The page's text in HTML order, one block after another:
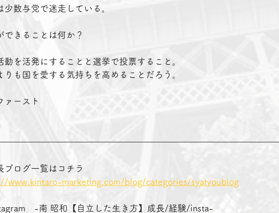
少数与党で迷走している。
できることは何か？
動を活発にすることと選挙で投票すること。
りも国を愛する気持ちを高めることだろう。
ァースト
ブログ一覧はコチラ
www.kintaro-marketing.com/blog/categories/syatyoublog
　-南 昭和【自立した生き方】成長/経験/insta-